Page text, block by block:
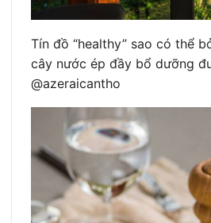
Tín đồ “healthy” sao có thể
cây nước ép đầy bổ dưỡng
@azeraicantho